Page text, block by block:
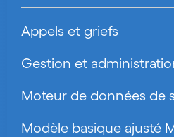
Appels et griefs
Gestion et
Moteur de données de
Modèle basique ajusté